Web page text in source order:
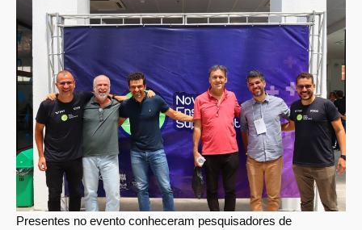
Presentes no evento conheceram pesquisadores de